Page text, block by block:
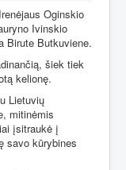
Oginskio
Ivinskio
Birute Butkuviene.
šiek tiek
kelionę.
Lietuvių
mitinėmis
įsitraukė į
savo kūrybines